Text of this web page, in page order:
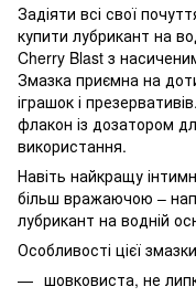
Задіяти всі свої
купити лубрикант на
Cherry Blast з
Змазка приємна на
іграшок і
флакон із дозатором
використання.
Навіть найкращу
більш вражаючою –
лубрикант на водній
Особливості цієї
шовковиста, не